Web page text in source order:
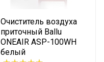
Да
5.9
Очиститель воздуха
приточный Ballu
ONEAIR ASP-100WH
белый